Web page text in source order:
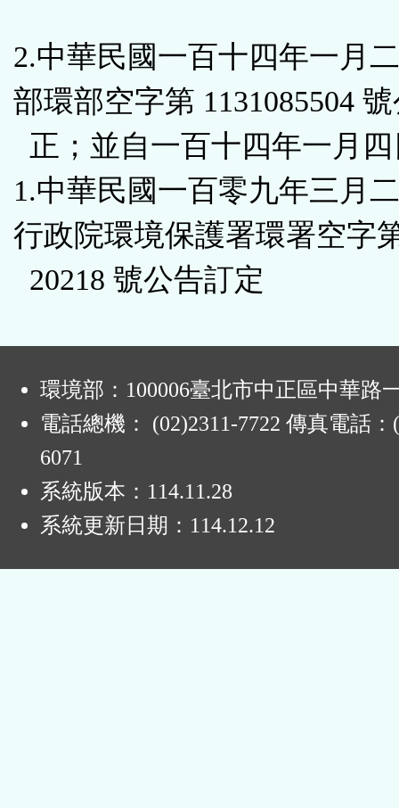
按
鈕
區
2.中華民國一百十四年一月
部環部空字第 1131085504
正；並自一百十四年一月
1.中華民國一百零九年三月
行政院環境保護署環署空字
20218 號公告訂定
環境部：100006臺北市中正區中華路
電話總機： (02)2311-7722 傳真電話：
6071
系統版本： 114.11.28
系統更新日期： 114.12.12